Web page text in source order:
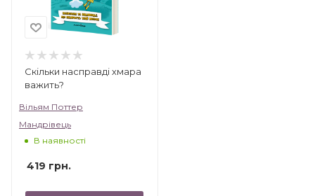
Інжира.
Скільки насправді хмара
важить?
Вільям Поттер
Мандрівець
В наявності
419 грн.